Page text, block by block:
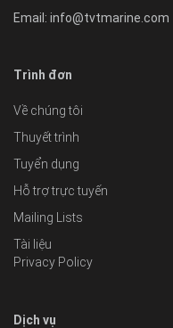
Email: info@tvtmarine.com
Trình đơn
Về chúng tôi
Thuyết trình
Tuyển dụng
Hỗ trợ trực tuyến
Mailing Lists
Tài liệu
Privacy Policy
Dịch vụ